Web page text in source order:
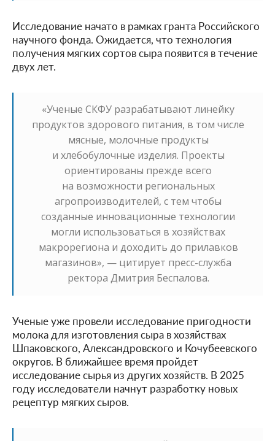
Исследование начато в рамках гранта Российского
научного фонда. Ожидается, что технология
получения мягких сортов сыра появится в течение
двух лет.
«Ученые СКФУ разрабатывают линейку
продуктов здорового питания, в том числе
мясные, молочные продукты
и хлебобулочные изделия. Проекты
ориентированы прежде всего
на возможности региональных
агропроизводителей, с тем чтобы
созданные инновационные технологии
могли использоваться в хозяйствах
макрорегиона и доходить до прилавков
магазинов», — цитирует пресс-служба
ректора Дмитрия Беспалова.
Ученые уже провели исследование пригодности
молока для изготовления сыра в хозяйствах
Шпаковского, Александровского и Кочубеевского
округов. В ближайшее время пройдет
исследование сырья из других хозяйств. В 2025
году исследователи начнут разработку новых
рецептур мягких сыров.